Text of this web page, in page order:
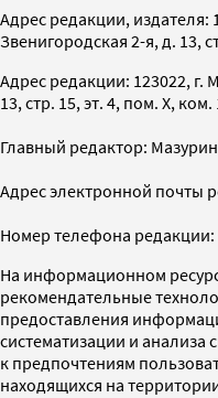
Адрес редакции, издателя:
Звенигородская 2-я, д. 13,
Адрес редакции: 123022, г.
13, стр. 15, эт. 4, пом. X, ком.
Главный редактор:
Адрес электронной почты
Номер телефона редакции:
На информационном
рекомендательные
предоставления
систематизации и анализа
к предпочтениям
находящихся на